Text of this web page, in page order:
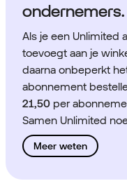
ondernemers.
Als je een Unlimited
toevoegt aan je
daarna onbeperkt
abonnement
21,50 per
Samen Unlimited
Meer weten